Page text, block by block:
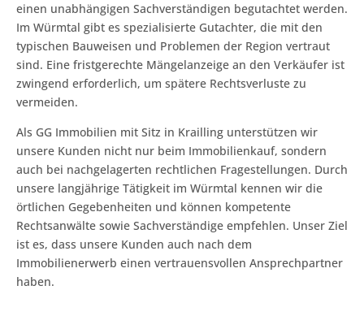
einen unabhängigen Sachverständigen begutachtet werden.
Im Würmtal gibt es spezialisierte Gutachter, die mit den
typischen Bauweisen und Problemen der Region vertraut
sind. Eine fristgerechte Mängelanzeige an den Verkäufer ist
zwingend erforderlich, um spätere Rechtsverluste zu
vermeiden.
Als GG Immobilien mit Sitz in Krailling unterstützen wir
unsere Kunden nicht nur beim Immobilienkauf, sondern
auch bei nachgelagerten rechtlichen Fragestellungen. Durch
unsere langjährige Tätigkeit im Würmtal kennen wir die
örtlichen Gegebenheiten und können kompetente
Rechtsanwälte sowie Sachverständige empfehlen. Unser Ziel
ist es, dass unsere Kunden auch nach dem
Immobilienerwerb einen vertrauensvollen Ansprechpartner
haben.